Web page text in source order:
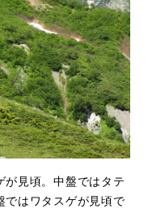
が見頃。中盤ではタテ
ではワタスゲが見頃で